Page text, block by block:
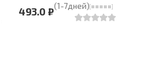
(1-7дней)
493.0 ₽